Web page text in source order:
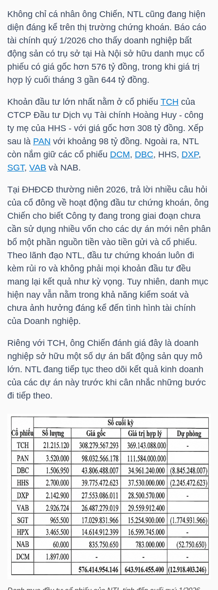
Không chỉ cá nhân ông Chiến, NTLcũng đang hiện
diện đáng kể trên thị trường chứng khoán. Báo cáo
tài chính quý 1/2026 cho thấy doanh nghiệp bất
động sản có trụ sở tại Hà Nội sở hữu danh mục cổ
phiếu có giá gốc hơn 576 tỷ đồng, trong khi giá trị
hợp lý cuối tháng 3 gần 644 tỷ đồng.
Khoản đầu tư lớn nhất nằm ở cổ phiếu TCH của
CTCP Đầu tư Dịch vụ Tài chính Hoàng Huy - công
ty mẹ của HHS - với giá gốc hơn 308 tỷ đồng. Xếp
sau là PAN với khoảng 98 tỷ đồng. Ngoài ra, NTL
còn nắm giữ các cổ phiếu DCM, DBC, HHS, DXP,
SGT, VAB và NAB.
Tại ĐHĐCĐ thường niên 2026, trả lời nhiều câu hỏi
của cổ đông về hoạt động đầu tư chứng khoán, ông
Chiến cho biết Công ty đang trong giai đoạn chưa
cần sử dụng nhiều vốn cho các dự án mới nên phân
bổ một phần nguồn tiền vào tiền gửi và cổ phiếu.
Theo lãnh đạo NTL, đầu tư chứng khoán luôn đi
kèm rủi ro và không phải mọi khoản đầu tư đều
mang lại kết quả như kỳ vọng. Tuy nhiên, danh mục
hiện nay vẫn nằm trong khả năng kiểm soát và
chưa ảnh hưởng đáng kể đến tình hình tài chính
của Doanh nghiệp.
Riêng với TCH, ông Chiến đánh giá đây là doanh
nghiệp sở hữu một số dự án bất động sản quy mô
lớn. NTLđang tiếp tục theo dõi kết quả kinh doanh
của các dự án này trước khi cân nhắc những bước
đi tiếp theo.
ĐẦU
TRUY
XUẤT
DỮ
Ngành
(-)
VS-
SECTOR
NĂNG
LƯỢNG
NGUYÊN
VẬT
CÔNG
NGHIỆP
TIÊU
DÙNG